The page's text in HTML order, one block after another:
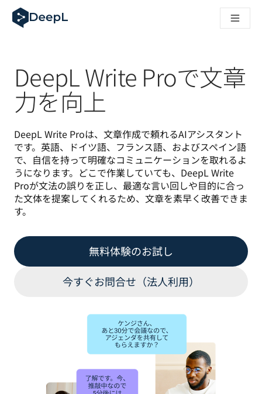
AIエージェント向けDeepL
DeepL Translation Flow：主要なユースケースや連携機能
エンタープライズ向け言語AIの信頼性を読み解く
DeepLにおける翻訳品質評価の構築方法
高品質なテキスト翻訳からリアルタイム音声翻訳までを支
DeepL Write Proで文章
力を向上
DeepL Write Proは、文章作成で頼れるAIアシスタント
です。英語、ドイツ語、フランス語、およびスペイン語
で、自信を持って明確なコミュニケーションを取れるよ
うになります。どこで作業していても、DeepL Write
Proが文法の誤りを正し、最適な言い回しや目的に合っ
た文体を提案してくれるため、文章を素早く改善できま
す。
無料体験のお試し
今すぐお問合せ（法人利用）